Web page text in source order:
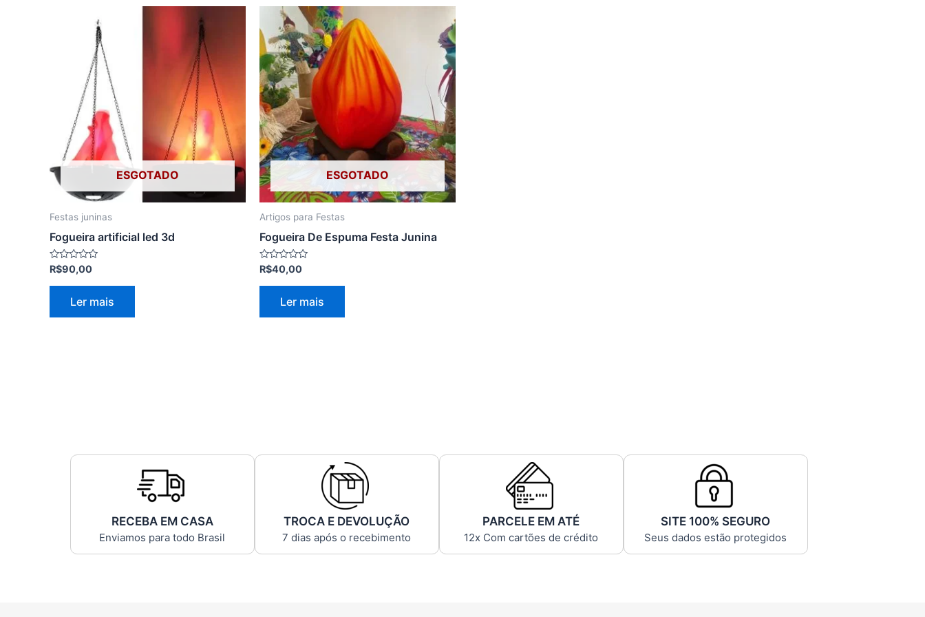
ESGOTADO
Festas juninas
Fogueira artificial led 3d
Avaliação
de
R$90,00
Ler mais
ESGOTADO
Artigos para Festas
Fogueira De Espuma Festa Junina
Avaliação
de
R$40,00
Ler mais
RECEBA EM CASA
Enviamos para todo Brasil
TROCA E DEVOLUÇÃO
7 dias após o recebimento
PARCELE EM ATÉ
12x Com cartões de crédito
SITE 100% SEGURO
Seus dados estão protegidos